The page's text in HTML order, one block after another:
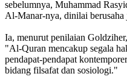
sebelumnya, Muhammad
Al-Manar-nya, dinilai berusaha
Ia, menurut penilaian
"Al-Quran mencakup segala
pendapat-pendapat
bidang filsafat dan sosiologi."